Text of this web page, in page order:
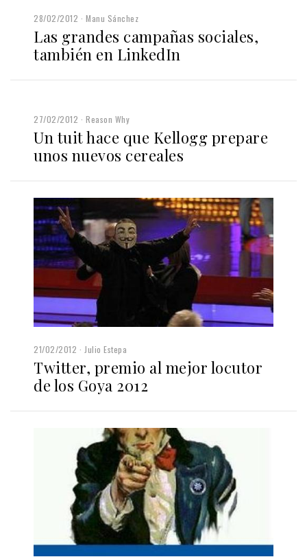
28/02/2012 Manu Sánchez
Las grandes campañas sociales,
también en LinkedIn
27/02/2012 Reason Why
Un tuit hace que Kellogg prepare
unos nuevos cereales
21/02/2012 Julio Estepa
Twitter, premio al mejor locutor
de los Goya 2012